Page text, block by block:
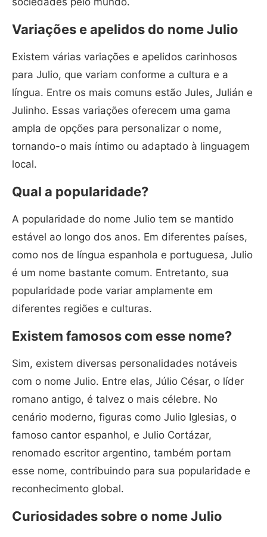
Variações e apelidos do nome Julio
Existem várias variações e apelidos carinhosos
para Julio, que variam conforme a cultura e a
língua. Entre os mais comuns estão Jules, Julián e
Julinho. Essas variações oferecem uma gama
ampla de opções para personalizar o nome,
tornando-o mais íntimo ou adaptado à linguagem
local.
Qual a popularidade?
A popularidade do nome Julio tem se mantido
estável ao longo dos anos. Em diferentes países,
como nos de língua espanhola e portuguesa, Julio
é um nome bastante comum. Entretanto, sua
popularidade pode variar amplamente em
diferentes regiões e culturas.
Existem famosos com esse nome?
Sim, existem diversas personalidades notáveis
com o nome Julio. Entre elas, Júlio César, o líder
romano antigo, é talvez o mais célebre. No
cenário moderno, figuras como Julio Iglesias, o
famoso cantor espanhol, e Julio Cortázar,
renomado escritor argentino, também portam
esse nome, contribuindo para sua popularidade e
reconhecimento global.
Curiosidades sobre o nome Julio